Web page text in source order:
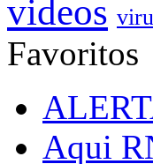
videos
Favoritos
Aqui